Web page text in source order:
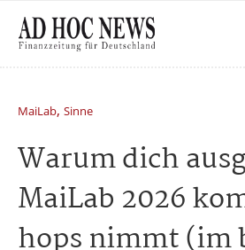
MaiLab, Sinne
Warum dich
MaiLab 2026
hops nimmt (im